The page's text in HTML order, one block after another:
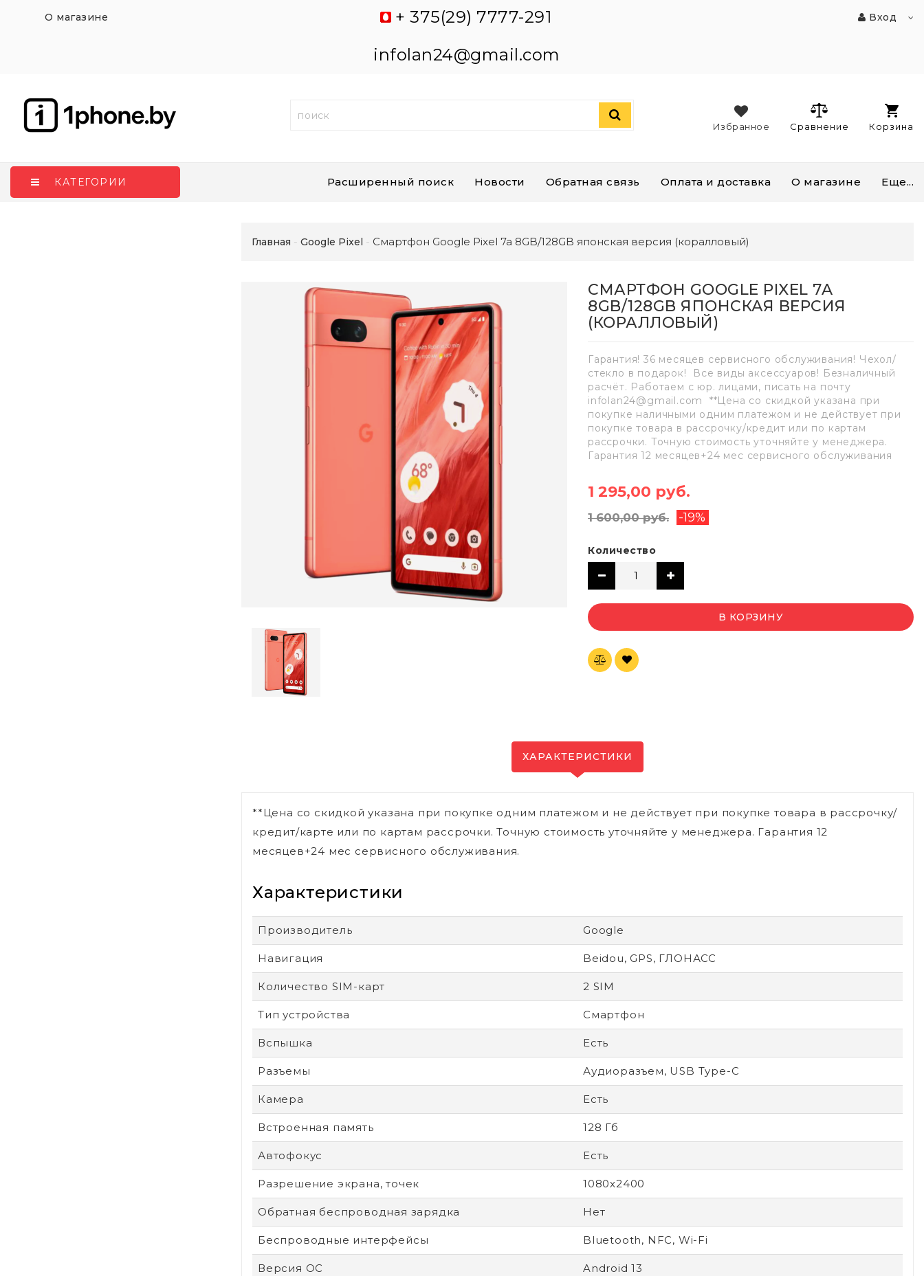
О магазине
+ 375(29) 7777-291
infolan24@gmail.com
Вход
Корзина
Сравнение
Избранное
КАТЕГОРИИ Расширенный поиск Новости Обратная связь Оплата и доставка О магазине Еще...
Главная Google Pixel Смартфон Google Pixel 7a 8GB/128GB японская версия (коралловый)
СМАРТФОН GOOGLE PIXEL 7A
8GB/128GB ЯПОНСКАЯ ВЕРСИЯ
(КОРАЛЛОВЫЙ)
Гарантия! 36 месяцев сервисного обслуживания! Чехол/
стекло в подарок! Все виды аксессуаров! Безналичный
расчёт. Работаем с юр. лицами, писать на почту
infolan24@gmail.com **Цена со скидкой указана при
покупке наличными одним платежом и не действует при
покупке товара в рассрочку/кредит или по картам
рассрочки. Точную стоимость уточняйте у менеджера.
Гарантия 12 месяцев+24 мес сервисного обслуживания
1 295,00 руб.
1 600,00 руб. -19%
Количество
В КОРЗИНУ
ХАРАКТЕРИСТИКИ
**Цена со скидкой указана при покупке одним платежом и не действует при покупке товара в рассрочку/
кредит/карте или по картам рассрочки. Точную стоимость уточняйте у менеджера. Гарантия 12
месяцев+24 мес сервисного обслуживания.
Характеристики
Производитель Google
Навигация Beidou, GPS, ГЛОНАСС
Количество SIM-карт 2 SIM
Тип устройства Смартфон
Вспышка Есть
Разъемы Аудиоразъем, USB Type-C
Камера Есть
Встроенная память 128 Гб
Автофокус Есть
Разрешение экрана, точек 1080х2400
Обратная беспроводная зарядка Нет
Беспроводные интерфейсы Bluetooth, NFC, Wi-Fi
Версия ОС Android 13